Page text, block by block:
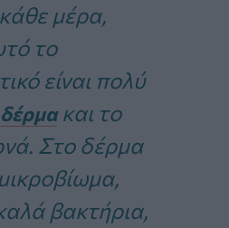
μέρα,
το
είναι πολύ
και το
Στο δέρμα
βακτήρια,